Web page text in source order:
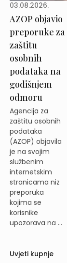
03.08.2026.
AZOP objavio
preporuke za
zaštitu
osobnih
podataka na
godišnjem
odmoru
Agencija za
zaštitu osobnih
podataka
(AZOP) objavila
je na svojim
službenim
internetskim
stranicama niz
preporuka
kojima se
korisnike
upozorava na ...
Uvjeti kupnje